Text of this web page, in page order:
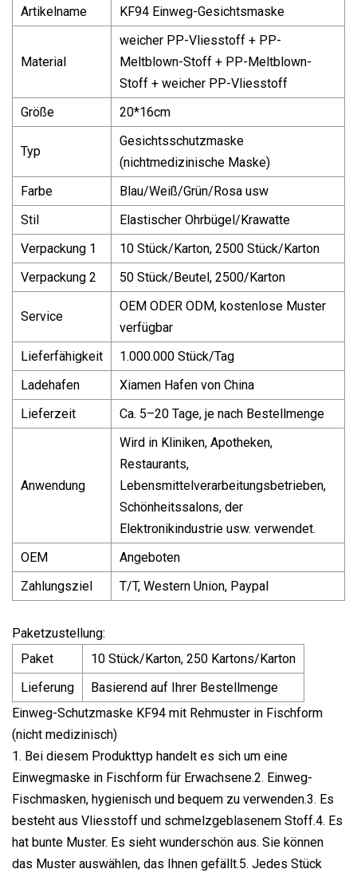
Artikelname KF94 Einweg-Gesichtsmaske
Material
weicher PP-Vliesstoff + PP-
Meltblown-Stoff + PP-Meltblown-
Stoff + weicher PP-Vliesstoff
Größe
20*16cm
Typ
Gesichtsschutzmaske
(nichtmedizinische Maske)
Farbe
Blau/Weiß/Grün/Rosa usw
Stil
Elastischer Ohrbügel/Krawatte
Verpackung 1
10 Stück/Karton, 2500 Stück/Karton
Verpackung 2
50 Stück/Beutel, 2500/Karton
Service
OEM ODER ODM, kostenlose Muster
verfügbar
Lieferfähigkeit
1.000.000 Stück/Tag
Ladehafen
Xiamen Hafen von China
Lieferzeit
Ca. 5–20 Tage, je nach Bestellmenge
Anwendung
Wird in Kliniken, Apotheken,
Restaurants,
Lebensmittelverarbeitungsbetrieben,
Schönheitssalons, der
Elektronikindustrie usw. verwendet.
OEM
Angeboten
Zahlungsziel
T/T, Western Union, Paypal
Paketzustellung:
Paket
10 Stück/Karton, 250 Kartons/Karton
Lieferung
Basierend auf Ihrer Bestellmenge
Einweg-Schutzmaske KF94 mit Rehmuster in Fischform
(nicht medizinisch)
1. Bei diesem Produkttyp handelt es sich um eine
Einwegmaske in Fischform für Erwachsene.2. Einweg-
Fischmasken, hygienisch und bequem zu verwenden.3. Es
besteht aus Vliesstoff und schmelzgeblasenem Stoff.4. Es
hat bunte Muster. Es sieht wunderschön aus. Sie können
das Muster auswählen, das Ihnen gefällt.5. Jedes Stück